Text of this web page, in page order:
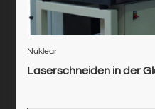
Nuklear
Laserschneiden in der